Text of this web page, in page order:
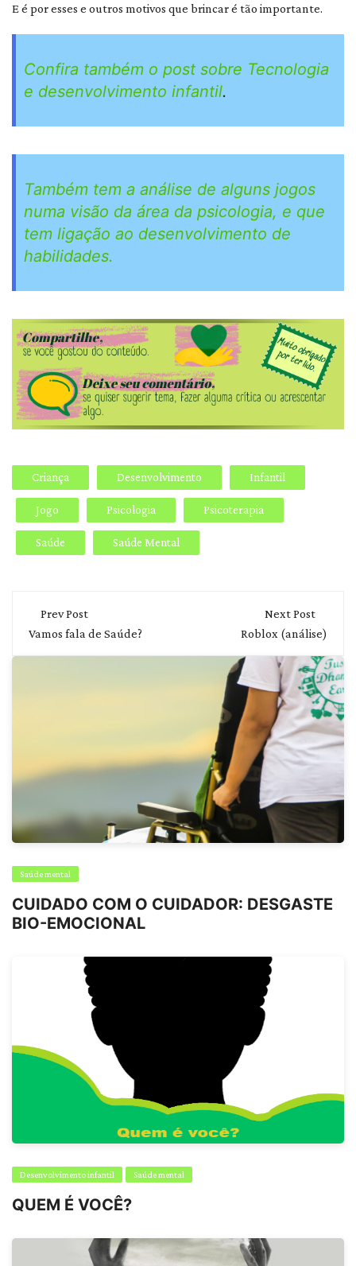
E é por esses e outros motivos que brincar é tão importante.
Confira também o post sobre Tecnologia
e desenvolvimento infantil.
Também tem a análise de alguns jogos
numa visão da área da psicologia, e que
tem ligação ao desenvolvimento de
habilidades.
Criança Desenvolvimento Infantil
Jogo Psicologia Psicoterapia
Saúde Saúde Mental
Post
navigation
Prev Post
Vamos fala de Saúde?
Next Post
Roblox (análise)
Saúde mental
CUIDADO COM O CUIDADOR: DESGASTE
BIO-EMOCIONAL
Desenvolvimento infantil Saúde mental
QUEM É VOCÊ?